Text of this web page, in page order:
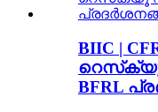
BIIC |
റെസ്‌ക്യൂ
BFRL